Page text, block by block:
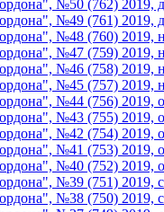
№50 (762) 2019,
№49 (761) 2019,
№48 (760) 2019,
№47 (759) 2019,
№46 (758) 2019,
№45 (757) 2019,
№44 (756) 2019,
№43 (755) 2019,
№42 (754) 2019,
№41 (753) 2019,
№40 (752) 2019,
№39 (751) 2019,
№38 (750) 2019,